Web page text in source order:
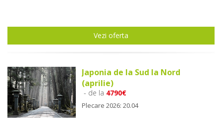
Vezi oferta
Japonia de la Sud la Nord
(aprilie)
- de la 4790€
Plecare 2026: 20.04